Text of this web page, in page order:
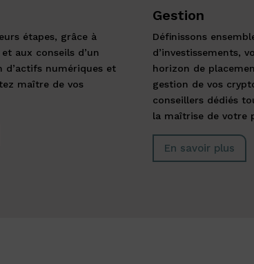
étapes, grâce à
aux conseils d’un
d’actifs numériques et
maître de vos
Gestion
Définissons
d’investissements,
horizon de
gestion de vos
conseillers dédiés
la maîtrise de votre
En savoir plus